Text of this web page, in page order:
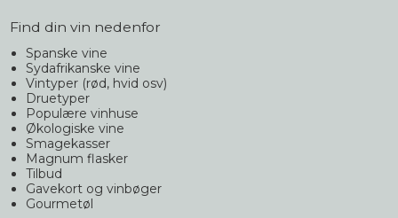
Find din vin nedenfor
Spanske vine
Sydafrikanske vine
Vintyper (rød, hvid osv)
Druetyper
Populære vinhuse
Økologiske vine
Smagekasser
Magnum flasker
Tilbud
Gavekort og vinbøger
Gourmetøl